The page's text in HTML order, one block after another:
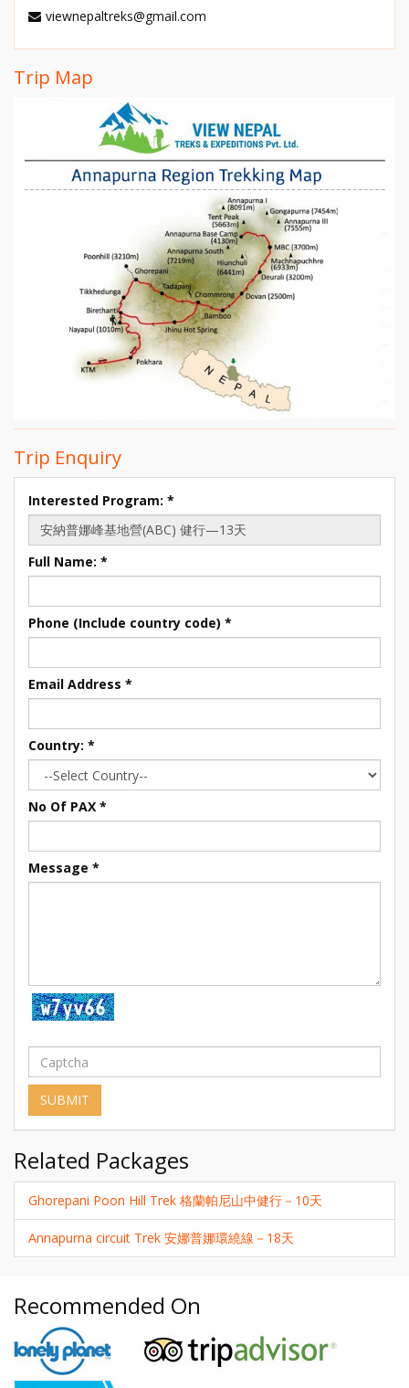
viewnepaltreks@gmail.com
Trip Map
Trip Enquiry
Interested Program: *
Full Name: *
Phone (Include country code) *
Email Address *
Country: *
No Of PAX *
Message *
Related Packages
Ghorepani Poon Hill Trek 格蘭帕尼山中健行－10天
Annapurna circuit Trek 安娜普娜環繞線－18天
Recommended On